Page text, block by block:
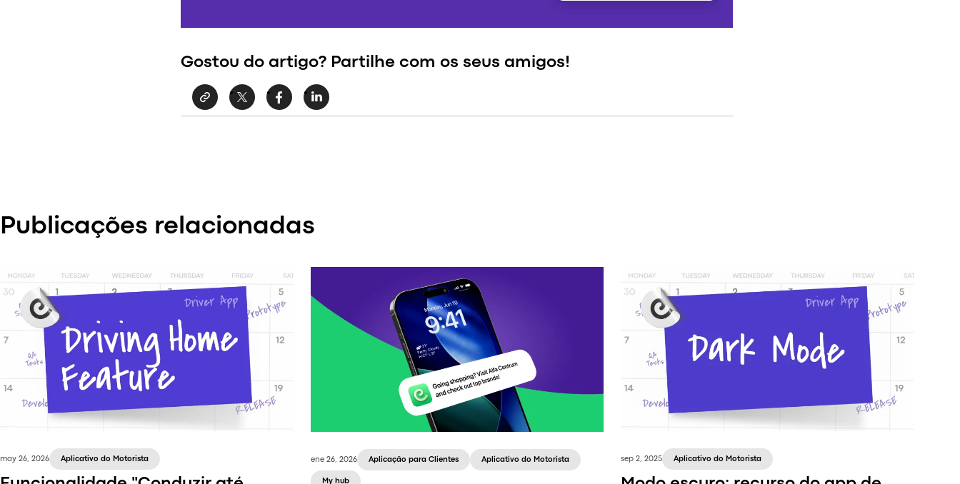
Gostou do artigo? Partilhe com os seus amigos!
Publicações relacionadas
may 26, 2026 Aplicativo do Motorista ene 26, 2026 Aplicação para Clientes Aplicativo do Motorista
My hub
sep 2, 2025 Aplicativo do Motorista